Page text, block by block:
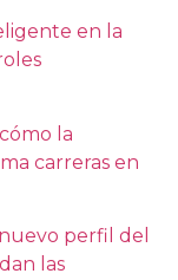
en la
la
carreras en
perfil del
las